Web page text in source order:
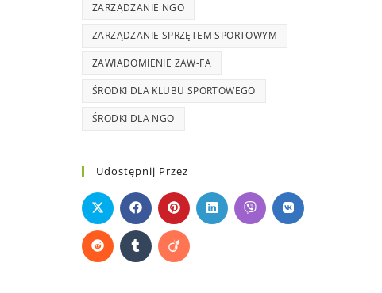
ZARZĄDZANIE NGO
ZARZĄDZANIE SPRZĘTEM SPORTOWYM
ZAWIADOMIENIE ZAW-FA
ŚRODKI DLA KLUBU SPORTOWEGO
ŚRODKI DLA NGO
Udostępnij Przez